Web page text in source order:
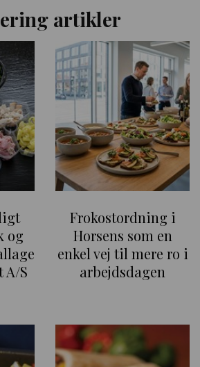
artikler
og
A/S
Frokostordning i
Horsens som en
enkel vej til mere ro i
arbejdsdagen